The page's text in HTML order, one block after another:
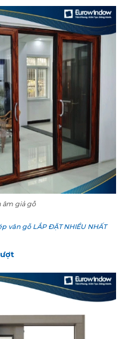
âm giả gỗ
vân gỗ LẮP ĐẶT NHIỀU NHẤT